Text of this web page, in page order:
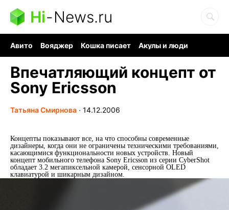
Hi-News.ru
Авито Вояджер Кошка писает
Акулы и люди
Впечатляющий концепт от
Sony Ericsson
Татьяна Смирнова ∙ 14.12.2006
Концепты показывают все, на что способны современные
дизайнеры, когда они не ограничены техническими требованиями,
касающимися функциональности новых устройств. Новый
концепт мобильного телефона Sony Ericsson из серии CyberShot
обладает 3.2 мегапиксельной камерой, сенсорной OLED
клавиатурой и шикарным дизайном.